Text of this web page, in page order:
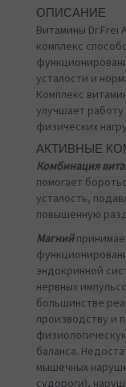
ОПИСАНИЕ
Витамины Dr.Frei
комплекс
усталости и
Комплекс
улучшает
физических
АКТИВНЫЕ
Комбинация
помогает
усталость,
повышенную
Магний
эндокринной
нервных
большинстве
производству и
баланса.
мышечных
судороги),